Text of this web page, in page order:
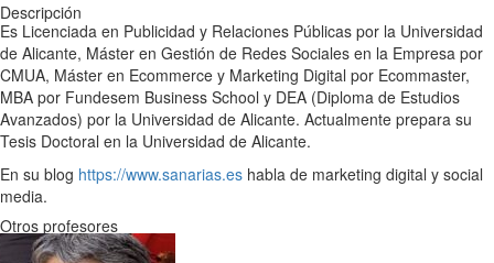
Descripción
Es Licenciada en Publicidad y Relaciones Públicas por la Universidad
de Alicante, Máster en Gestión de Redes Sociales en la Empresa por
CMUA, Máster en Ecommerce y Marketing Digital por Ecommaster,
MBA por Fundesem Business School y DEA (Diploma de Estudios
Avanzados) por la Universidad de Alicante. Actualmente prepara su
Tesis Doctoral en la Universidad de Alicante.
En su blog https://www.sanarias.es habla de marketing digital y social
media.
Otros profesores